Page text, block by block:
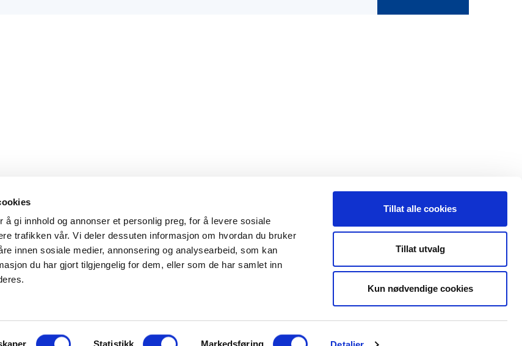
gi innhold og annonser et personlig preg, for å levere sosiale
trafikken vår. Vi deler dessuten informasjon om hvordan du bruker
innen sosiale medier, annonsering og analysearbeid, som kan
du har gjort tilgjengelig for dem, eller som de har samlet inn
Statistikk Markedsføring
Tillat alle cookies
Tillat utvalg
Kun nødvendige cookies
Hovedkontor
Maxeta AS
Man - fre 0800 - 1600
Kontakt oss
Telefon:+47 35 91 40 00
Leveranseområder
Elektroinstallasjon
Elforsyning